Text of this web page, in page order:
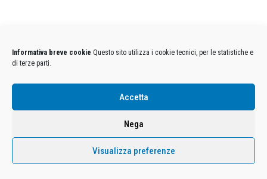
Informativa breve cookie Questo sito utilizza i cookie tecnici, per le statistiche e
di terze parti.
Accetta
Nega
Visualizza preferenze